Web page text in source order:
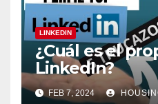
LINKEDIN
¿Cuál es el
LinkedIn?
FEB 7, 2024